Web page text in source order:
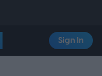
Sign In